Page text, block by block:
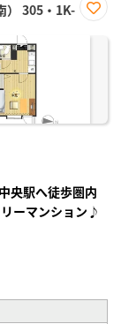
） 305・1K-
に入
央駅へ徒歩圏内
ーマンション♪